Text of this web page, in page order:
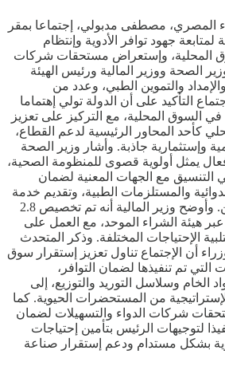
المصري، مصطفى مدبولي، إجتماعا بمقر
لمتابعة جهود توافر الأدوية وإنتظام
المحلية، وإستعراض مستحقات شركات
الصحة ووزير المالية ورئيس الهيئة
والتموين الطبي، وعدد من
التأكيد على أن الدولة تولي إهتماما
في السوق المحلية، مع التركيز على تعزيز
كأحد المحاور الرئيسية لدعم القطاع،
وإستثمارية جاذبة. وأشار وزير الصحة
يمثل أولوية قصوى للمنظومة الصحية،
التنسيق مع الجهات المعنية لضمان
والمستلزمات الطبية، وتقديم خدمة
صحية متكاملة للمواطنين. وأوضح وزير المالية أنه تم تخصيص 2.8
عبر هيئة الشراء الموحد، مع العمل على
الإحتياجات المختلفة. وذكر المتحدث
أن الإجتماع تناول تعزيز إستقرار سوق
التي تم تنفيذها لضمان التوافر،
الخام وسلاسل التوريد والتوزيع، إلى
من المستحضرات الحيوية. كما
شركات الدواء والتسهيلات لضمان
لتوجيهات الرئيس بتأمين إحتياجات
بشكل مستدام ودعم إستقرار صناعة